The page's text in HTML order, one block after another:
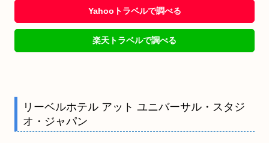
Yahooトラベルで調べる
楽天トラベルで調べる
リーベルホテル アット ユニバーサル・スタジ
オ・ジャパン